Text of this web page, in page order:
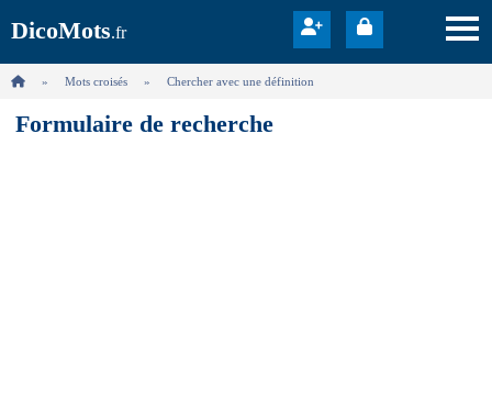
DicoMots.fr
Mots croisés Chercher avec une définition
Formulaire de recherche